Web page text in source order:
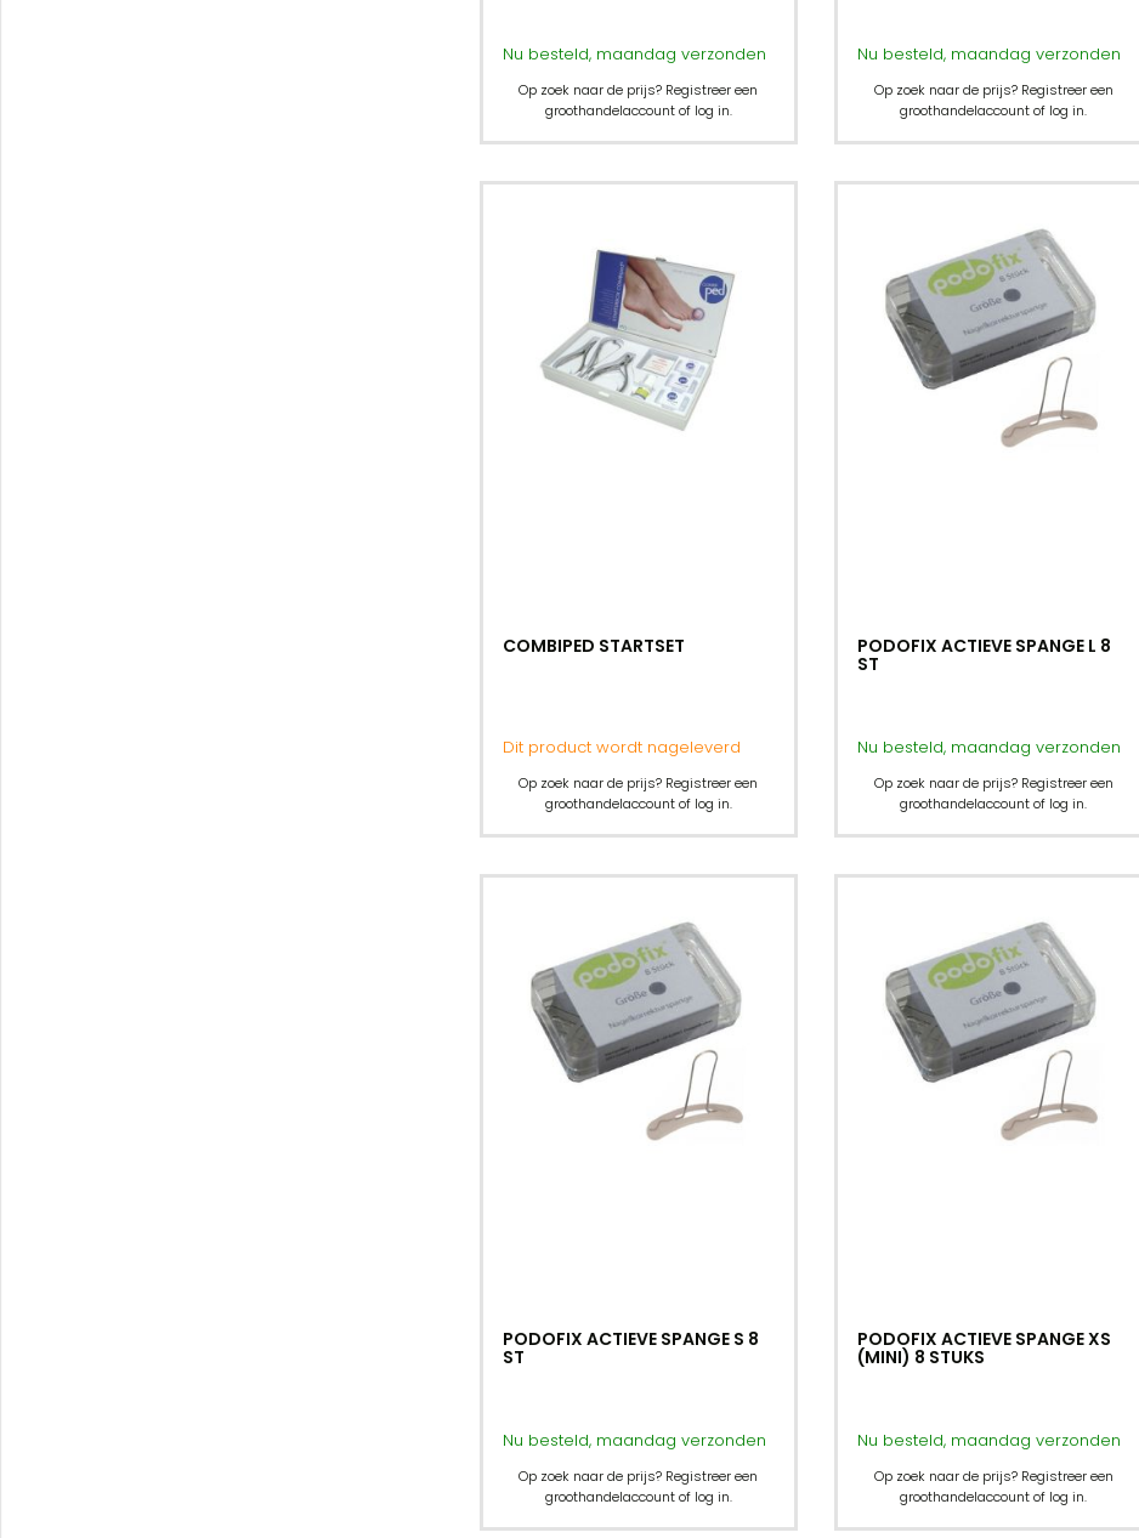
Nu besteld, maandag verzonden
Op zoek naar de prijs? Registreer een
groothandelaccount of log in.
Nu besteld, maandag verzonden
Op zoek naar de prijs? Registreer een
groothandelaccount of log in.
COMBIPED STARTSET
Dit product wordt nageleverd
Op zoek naar de prijs? Registreer een
groothandelaccount of log in.
PODOFIX ACTIEVE SPANGE L 8
ST
Nu besteld, maandag verzonden
Op zoek naar de prijs? Registreer een
groothandelaccount of log in.
PODOFIX ACTIEVE SPANGE S 8
ST
Nu besteld, maandag verzonden
Op zoek naar de prijs? Registreer een
groothandelaccount of log in.
PODOFIX ACTIEVE SPANGE XS
(MINI) 8 STUKS
Nu besteld, maandag verzonden
Op zoek naar de prijs? Registreer een
groothandelaccount of log in.